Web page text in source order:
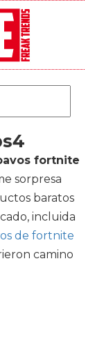
fortnite
sorpresa
baratos
incluida
de fortnite
camino